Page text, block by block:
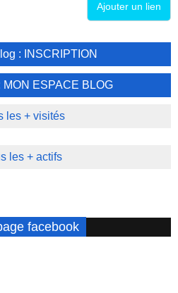
Ajouter un lien
: INSCRIPTION
MON ESPACE BLOG
les + visités
les + actifs
facebook